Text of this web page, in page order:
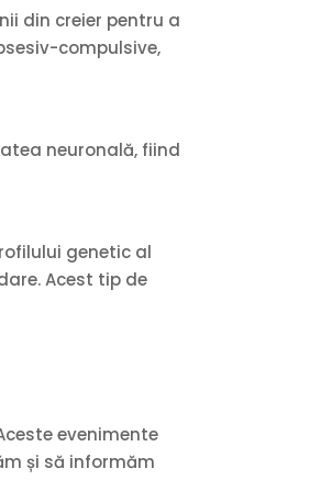
din creier pentru a
compulsive,
neuronală, fiind
genetic al
Acest tip de
evenimente
și să informăm